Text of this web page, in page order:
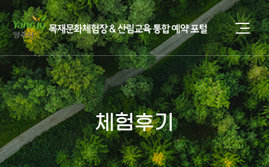
체험후기